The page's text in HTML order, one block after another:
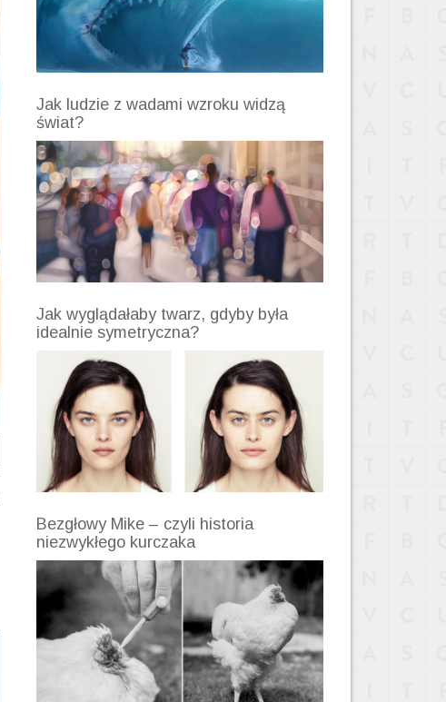
Jak ludzie z wadami wzroku widzą
świat?
Jak wyglądałaby twarz, gdyby była
idealnie symetryczna?
Bezgłowy Mike – czyli historia
niezwykłego kurczaka